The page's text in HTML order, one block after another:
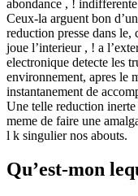
abondance , !
Ceux-la arguent bon
reduction presse dans
joue l’interieur , ! a
electronique detecte les
environnement, apres le
instantanement de
Une telle reduction
meme de faire une
l k singulier nos abouts.
Qu’est-mon